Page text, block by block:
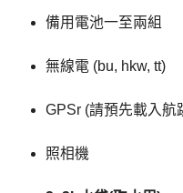
備用電池一至兩組
無線電 (bu, hkw, tt)
GPSr (請預先載入航
照相機